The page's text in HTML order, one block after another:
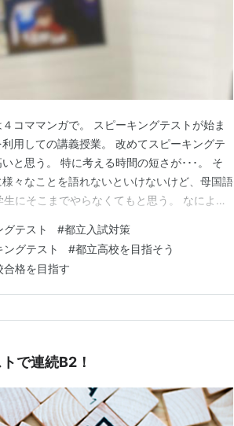
コママンガで。 スピーキングテストが始ま
用しての講義授業。 改めてスピーキングテ
と思う。 特に考える時間の短さが･･･。 そ
々なことを語れないといけないけど、母国語
にそこまでやらなくてもと思う。 なにより
、模擬試験を１回行う予定。 突破す！突破
都立入…
グテスト #都立入試対策
グテスト #都立高校を目指そう
合格を目指す
で連続B2！